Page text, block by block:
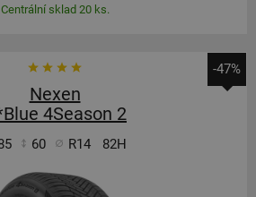
Centrální sklad 20 ks.
-47%
Nexen
4Season 2
60 R14 82H